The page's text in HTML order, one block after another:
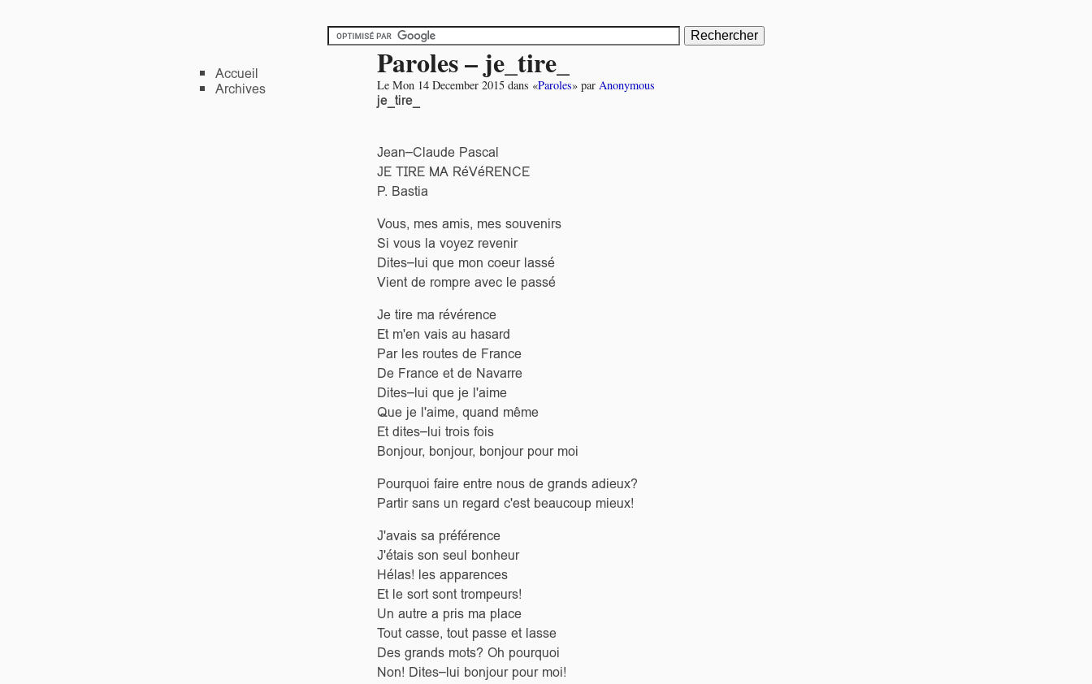
Paroles – je_tire_
Le Mon 14 December 2015dans «Paroles» par Anonymous
je_tire_
Jean–Claude Pascal
JE TIRE MA RéVéRENCE
P. Bastia
Vous, mes amis, mes souvenirs
Si vous la voyez revenir
Dites–lui que mon coeur lassé
Vient de rompre avec le passé
Je tire ma révérence
Et m'en vais au hasard
Par les routes de France
De France et de Navarre
Dites–lui que je l'aime
Que je l'aime, quand même
Et dites–lui trois fois
Bonjour, bonjour, bonjour pour moi
Pourquoi faire entre nous de grands adieux?
Partir sans un regard c'est beaucoup mieux!
J'avais sa préférence
J'étais son seul bonheur
Hélas! les apparences
Et le sort sont trompeurs!
Un autre a pris ma place
Tout casse, tout passe et lasse
Des grands mots? Oh pourquoi
Non! Dites–lui bonjour pour moi!
Accueil
Archives